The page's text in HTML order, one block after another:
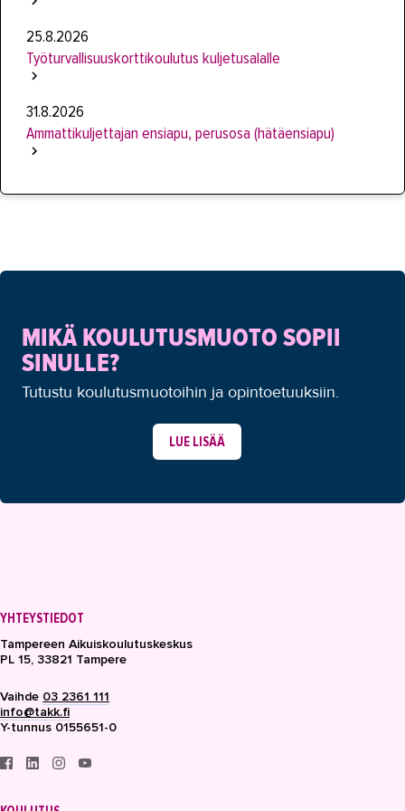
25.8.2026
Työturvallisuuskorttikoulutus kuljetusalalle
31.8.2026
Ammattikuljettajan ensiapu, perusosa (hätäensiapu)
MIKÄ KOULUTUSMUOTO SOPII
SINULLE?
Tutustu koulutusmuotoihin ja opintoetuuksiin.
LUE LISÄÄ
YHTEYSTIEDOT
Tampereen Aikuiskoulutuskeskus
PL 15, 33821 Tampere
Vaihde 03 2361 111
info@takk.fi
Y-tunnus 0155651-0